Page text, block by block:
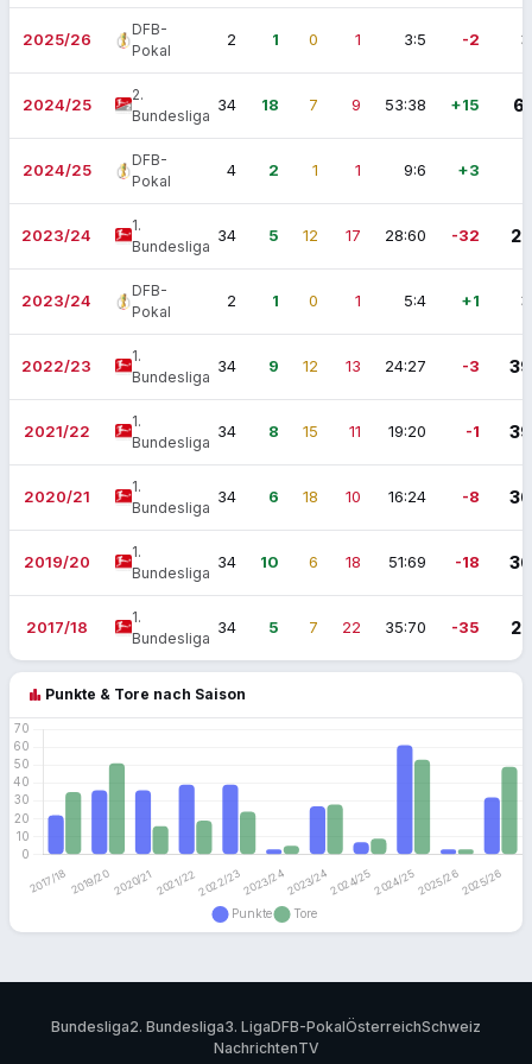
2025/26
DFB-
Pokal
2 1 0 1 3:5 -2 3
2024/25
2.
Bundesliga
34 18 7 9 53:38 +15 61
2024/25
DFB-
Pokal
4 2 1 1 9:6 +3
2023/24
1.
Bundesliga
34 5 12 17 28:60 -32 27
2023/24
DFB-
Pokal
2 1 0 1 5:4 +1 3
2022/23
1.
Bundesliga
34 9 12 13 24:27 -3 39
2021/22
1.
Bundesliga
34 8 15 11 19:20 -1 39
2020/21
1.
Bundesliga
34 6 18 10 16:24 -8 36
2019/20
1.
Bundesliga
34 10 6 18 51:69 -18 36
2017/18
1.
Bundesliga
34 5 7 22 35:70 -35 22
bar_chart Punkte & Tore nach Saison
Bundesliga2. Bundesliga3. LigaDFB-PokalÖsterreichSchweiz
NachrichtenTV